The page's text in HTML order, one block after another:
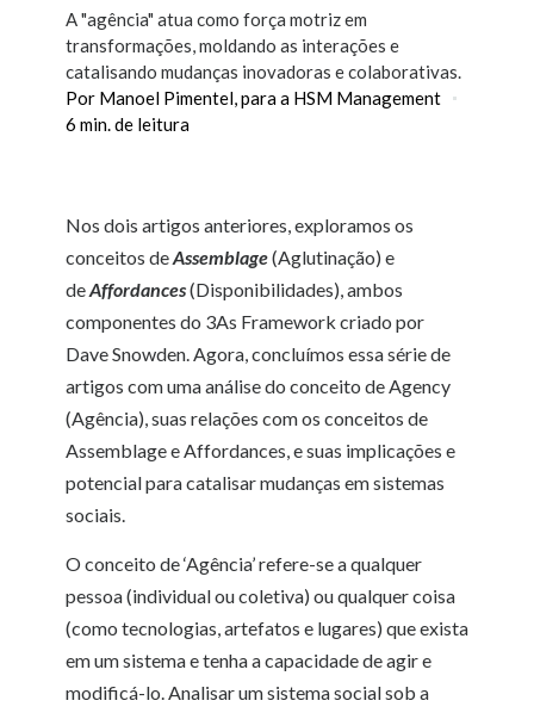
A "agência" atua como força motriz em
transformações, moldando as interações e
catalisando mudanças inovadoras e colaborativas.
Por Manoel Pimentel, para a HSM Management
6 min. de leitura
Nos dois artigos anteriores, exploramos os
conceitos deAssemblage(Aglutinação) e
deAffordances(Disponibilidades), ambos
componentes do 3As Framework criado por
Dave Snowden. Agora, concluímos essa série de
artigos com uma análise do conceito de Agency
(Agência), suas relações com os conceitos de
Assemblage e Affordances, e suas implicações e
potencial para catalisar mudanças em sistemas
sociais.
O conceito de ‘Agência’ refere-se a qualquer
pessoa (individual ou coletiva) ou qualquer coisa
(como tecnologias, artefatos e lugares) que exista
em um sistema e tenha a capacidade de agir e
modificá-lo. Analisar um sistema social sob a